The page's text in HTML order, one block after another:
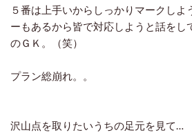
５番は上手いからしっかりマークしよ
ーもあるから皆で対応しようと話をし
のＧＫ。（笑）
プラン総崩れ。。
沢山点を取りたいうちの足元を見て…